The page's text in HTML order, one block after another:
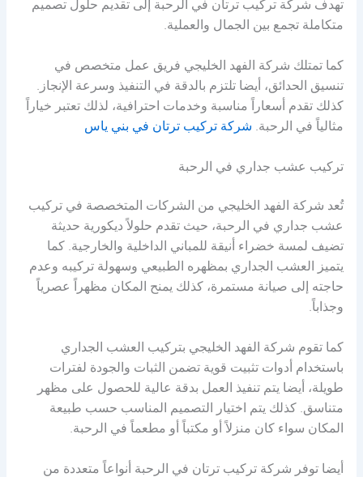
تهدف شركة تركيب ترتان في الرحبة إلى تقديم حلول تصميم
متكاملة تجمع بين الجمال والعملية.
كما تمتلك شركة الفهد الخليجي فريق عمل متخصص في
تنسيق الحدائق، أيضا تلتزم بالدقة في التنفيذ وسرعة الإنجاز.
كذلك تقدم أسعاراً مناسبة وخدمات احترافية، لذلك تعتبر خياراً
مثالياً في الرحبة. شركة تركيب ترتان في بني ياس
تركيب عشب جداري في الرحبة
تُعد شركة الفهد الخليجي من الشركات المتخصصة في تركيب
عشب جداري في الرحبة، حيث تقدم حلولاً ديكورية حديثة
تضيف لمسة خضراء أنيقة للمباني الداخلية والخارجية. كما
يتميز العشب الجداري بمظهره الطبيعي وسهولة تركيبه وعدم
حاجته إلى صيانة مستمرة، كذلك يمنح المكان مظهراً عصرياً
وجذاباً.
كما تقوم شركة الفهد الخليجي بتركيب العشب الجداري
باستخدام أدوات تثبيت قوية تضمن الثبات والجودة لفترات
طويلة، أيضا يتم تنفيذ العمل بدقة عالية للحصول على مظهر
متناسق. كذلك يتم اختيار التصميم المناسب حسب طبيعة
المكان سواء كان منزلاً أو مكتباً أو مطعماً في الرحبة.
أيضا توفر شركة تركيب ترتان في الرحبة أنواعاً متعددة من